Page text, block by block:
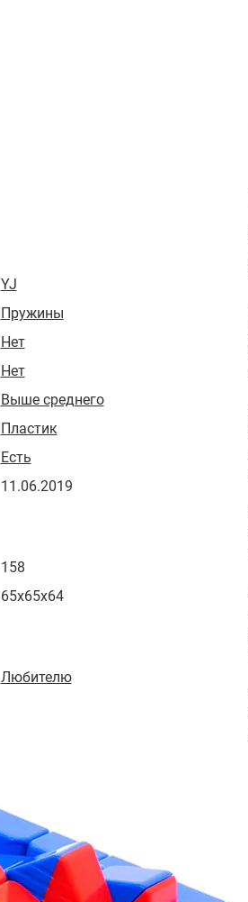
YJ
Пружины
Нет
Нет
Выше среднего
Пластик
Есть
11.06.2019
158
65x65x64
Любителю